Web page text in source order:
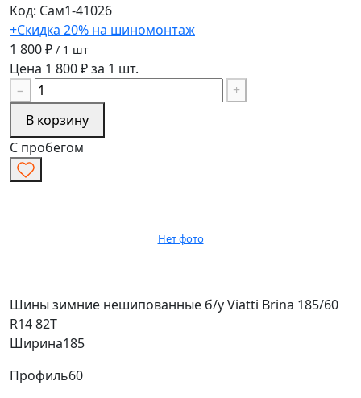
Код: Сам1-41026
+Скидка 20% на шиномонтаж
1 800 ₽ / 1 шт
Цена 1 800 ₽ за 1 шт.
−
+
В корзину
С пробегом
Нет фото
Шины зимние нешипованные б/у Viatti Brina 185/60
R14 82T
Ширина185
Профиль60